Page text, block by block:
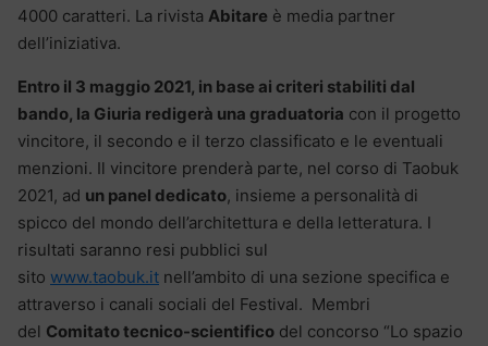
4000 caratteri. La rivista Abitare è media partner
dell’iniziativa.
Entro il 3 maggio 2021, in base ai criteri stabiliti dal
bando, la Giuria redigerà una graduatoria con il progetto
vincitore, il secondo e il terzo classificato e le eventuali
menzioni. Il vincitore prenderà parte, nel corso di Taobuk
2021, ad un panel dedicato, insieme a personalità di
spicco del mondo dell’architettura e della letteratura. I
risultati saranno resi pubblici sul
sito www.taobuk.it nell’ambito di una sezione specifica e
attraverso i canali sociali del Festival. Membri
del Comitato tecnico-scientifico del concorso “Lo spazio